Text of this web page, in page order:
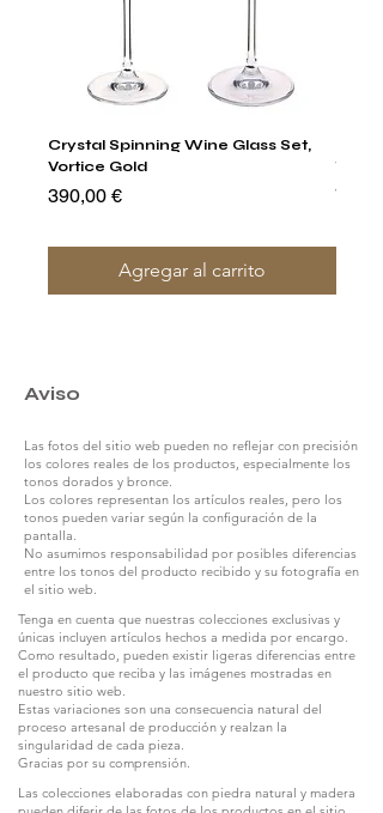
Crystal Spinning Wine Glass Set,
Vortice Gold
Precio
390,00 €
Agregar al carrito
Precio
Aviso
Las fotos del sitio web pueden no reflejar con precisión
los colores reales de los productos, especialmente los
tonos dorados y bronce.
Los colores representan los artículos reales, pero los
tonos pueden variar según la configuración de la
pantalla.
No asumimos responsabilidad por posibles diferencias
entre los tonos del producto recibido y su fotografía en
el sitio web.
Tenga en cuenta que nuestras colecciones exclusivas y
únicas incluyen artículos hechos a medida por encargo.
Como resultado, pueden existir ligeras diferencias entre
el producto que reciba y las imágenes mostradas en
nuestro sitio web.
Estas variaciones son una consecuencia natural del
proceso artesanal de producción y realzan la
singularidad de cada pieza.
Gracias por su comprensión.
Las colecciones elaboradas con piedra natural y madera